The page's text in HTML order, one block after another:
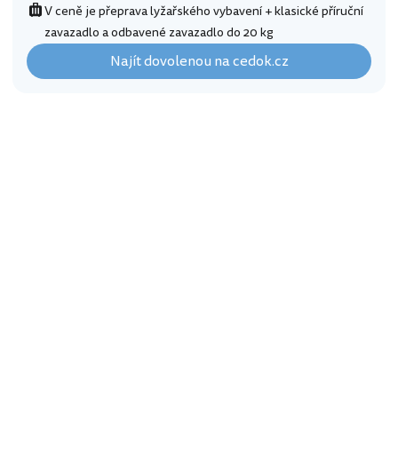
V ceně je přeprava lyžařského vybavení + klasické příruční
zavazadlo a odbavené zavazadlo do 20 kg
Najít dovolenou na cedok.cz